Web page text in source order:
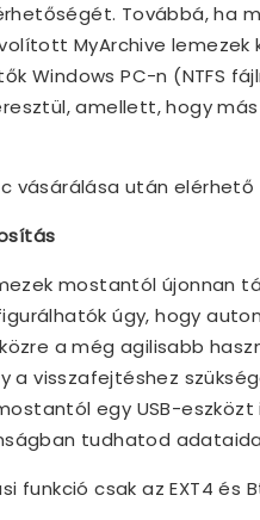
Továbbá, ha
MyArchive lemezek
Windows PC-n (NTFS
amellett, hogy
vásárálása után elérhető
mostantól újonnan
úgy, hogy
a még agilisabb
a visszafejtéshez
egy USB-
tudhatod
funkció csak az EXT4